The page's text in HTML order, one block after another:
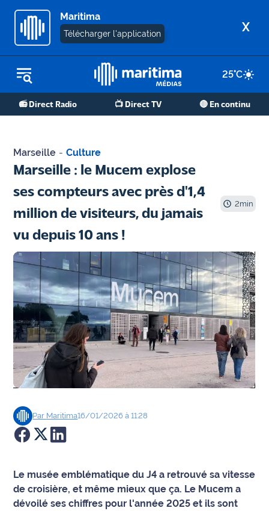
Maritima
Télécharger l'application X
25°C
📻 Direct Radio 📺 Direct TV 🔴 En continu
REPLAY RADIO
REPLAY TV
Martigues
de Berre
Marseille
- Aix
OM
Agenda
Faits
divers
Sports
Société
Culture
Éducation
Emploi
Marseille - Culture
Marseille : le Mucem explose
ses compteurs avec près d'1,4
million de visiteurs, du jamais
vu depuis 10 ans !
2min
Par Maritima16/01/2026 à 11:28
Le musée emblématique du J4 a retrouvé sa vitesse
de croisière, et même mieux que ça. Le Mucem a
dévoilé ses chiffres pour l'année 2025 et ils sont